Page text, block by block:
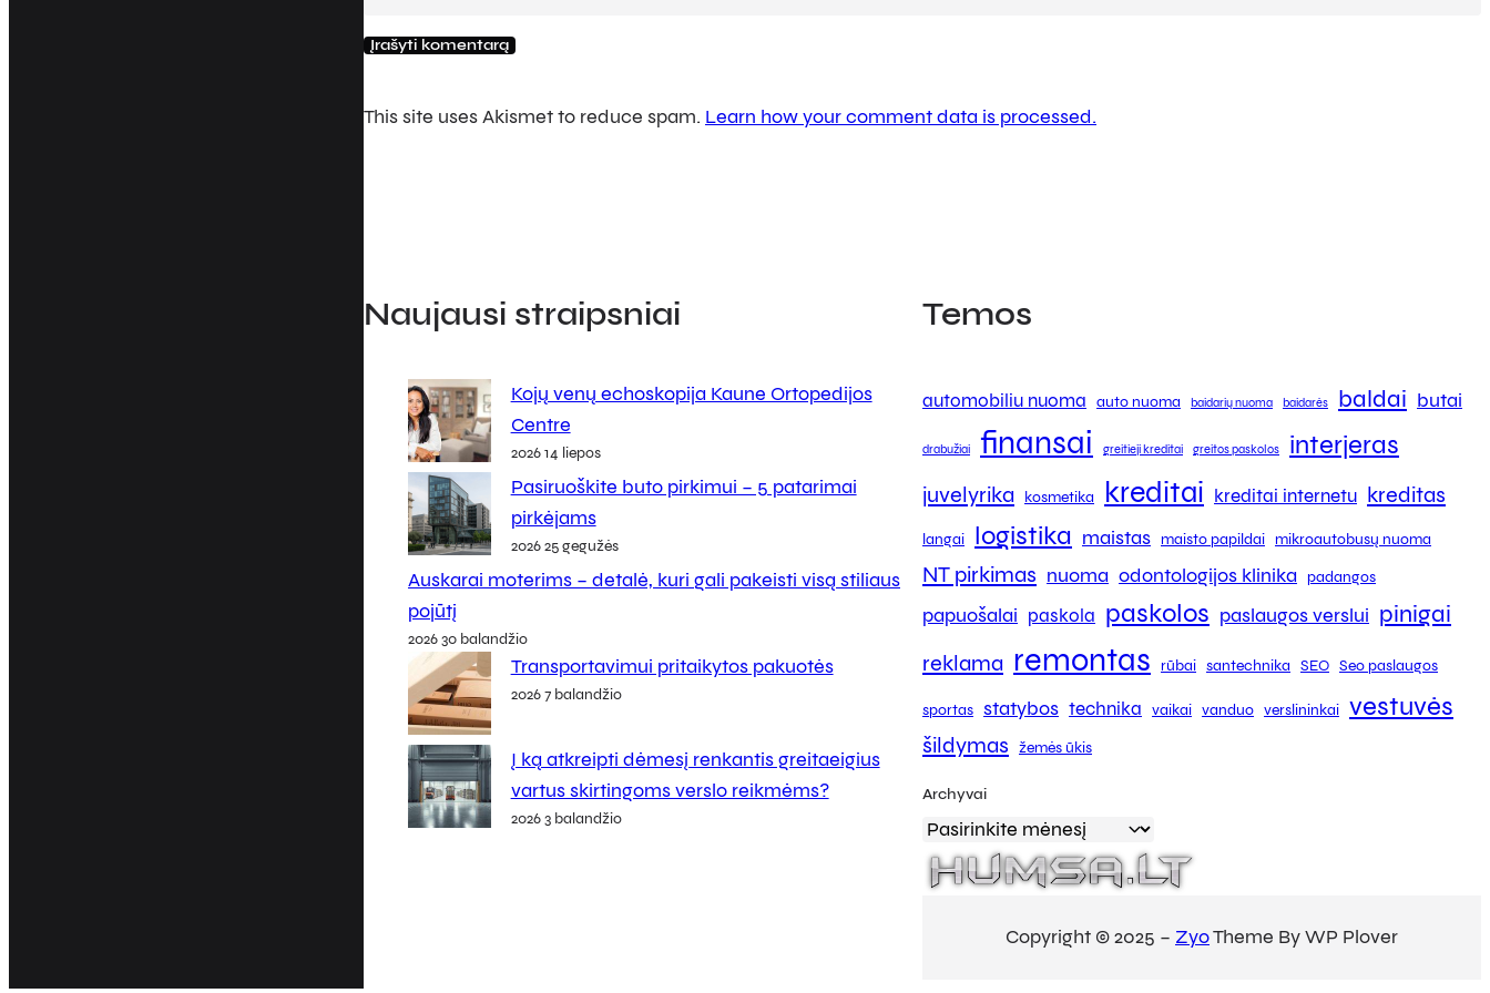
This site uses Akismet to reduce spam. Learn how your comment data is processed.
Naujausi straipsniai
Kojų venų echoskopija Kaune Ortopedijos
Centre
2026 14 liepos
Pasiruoškite buto pirkimui – 5 patarimai
pirkėjams
2026 25 gegužės
Auskarai moterims – detalė, kuri gali pakeisti visą stiliaus
pojūtį
2026 30 balandžio
Transportavimui pritaikytos pakuotės
2026 7 balandžio
Į ką atkreipti dėmesį renkantis greitaeigius
vartus skirtingoms verslo reikmėms?
2026 3 balandžio
Temos
automobiliu nuoma auto nuoma baidarių nuoma baidarės baldai butai
drabužiai finansai greitieji kreditai greitos paskolos interjeras
juvelyrika kosmetika kreditai kreditai internetu kreditas
langai logistika maistas maisto papildai mikroautobusų nuoma
NT pirkimas nuoma odontologijos klinika padangos
papuošalai paskola paskolos paslaugos verslui pinigai
reklama remontas rūbai santechnika SEO Seo paslaugos
sportas statybos technika vaikai vanduo verslininkai vestuvės
šildymas žemės ūkis
Archyvai
Copyright © 2025 – ZyoTheme By WP Plover